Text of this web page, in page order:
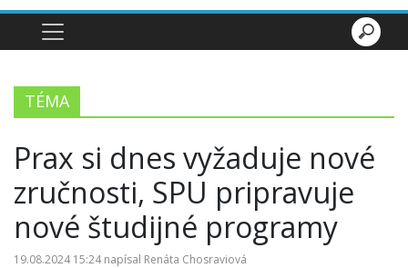
TÉMA
Prax si dnes vyžaduje nové
zručnosti, SPU pripravuje
nové študijné programy
19.08.2024 15:24napísal Renáta Chosraviová